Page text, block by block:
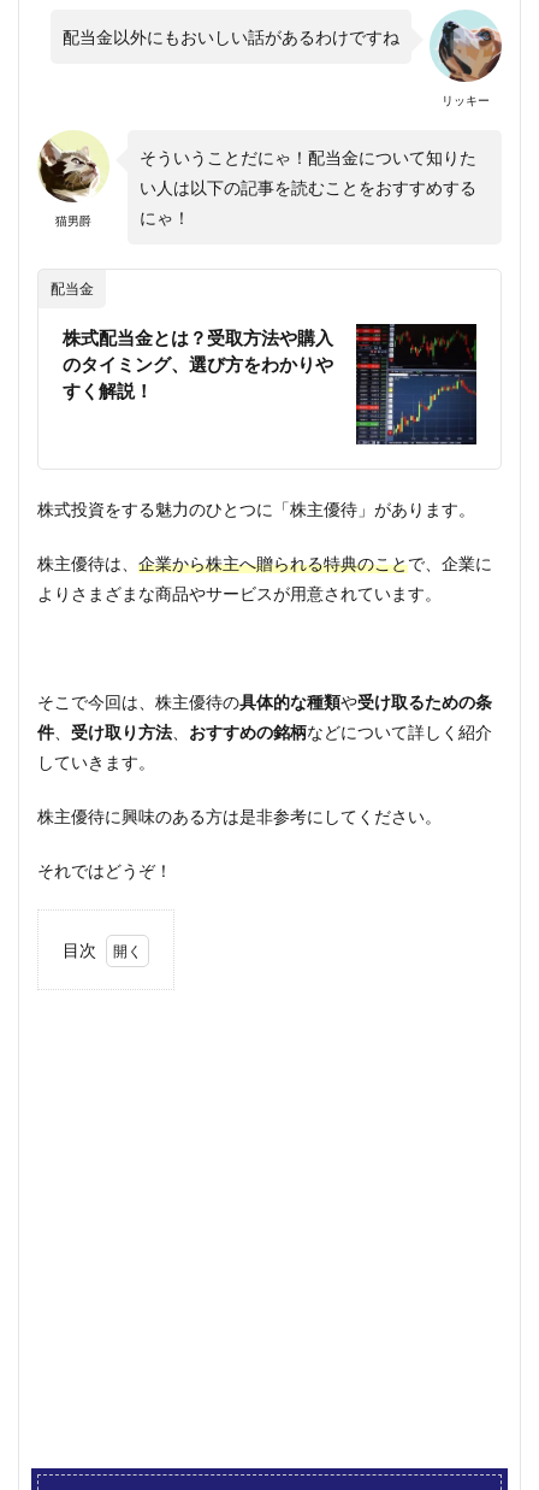
リッキー
配当金以外にもおいしい話があるわけですね
猫男爵
そういうことだにゃ！配当金について知りた
い人は以下の記事を読むことをおすすめする
にゃ！
配当金
株式配当金とは？受取方法や購入
のタイミング、選び方をわかりや
すく解説！
株式投資をする魅力のひとつに「株主優待」があります。
株主優待は、 企業から株主へ贈られる特典のことで、企業に
よりさまざまな商品やサービスが用意されています。
そこで今回は、株主優待の具体的な種類や受け取るための条
件、 受け取り方法、 おすすめの銘柄などについて詳しく紹介
していきます。
株主優待に興味のある方は是非参考にしてください。
それではどうぞ！
目次
自社